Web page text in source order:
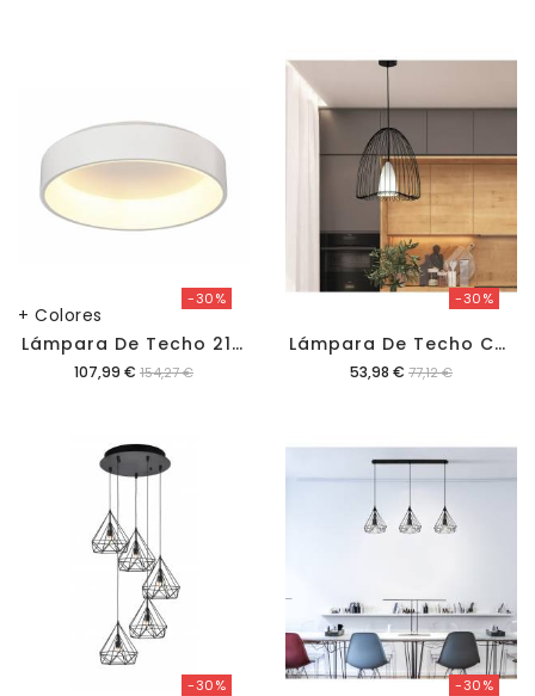
+ Colores
-30%
L
Ámpara De Techo 21200-32
Precio
107,99 € 154,27 €
-30%
L
Ámpara De Techo C-11700-33
Precio
53,98 € 77,12 €
-30% -30%